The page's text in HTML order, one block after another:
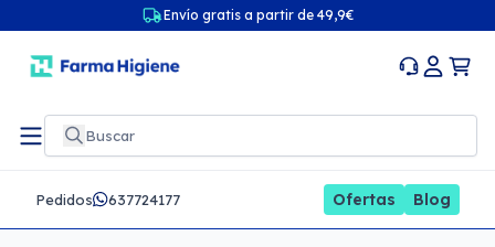
Envío gratis a partir de 49,9€
Pedidos 637724177 Ofertas Blog